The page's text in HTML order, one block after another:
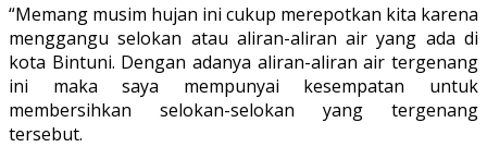
“Memang musim hujan ini cukup merepotkan kita karena
menggangu selokan atau aliran-aliran air yang ada di
kota Bintuni. Dengan adanya aliran-aliran air tergenang
ini maka saya mempunyai kesempatan untuk
membersihkan selokan-selokan yang tergenang
tersebut.